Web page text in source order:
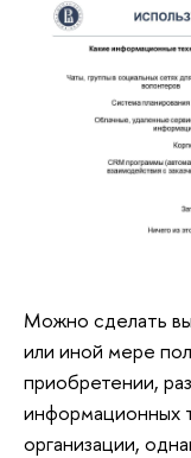
Можно сделать
или иной мере
приобретении,
информационных
организации,